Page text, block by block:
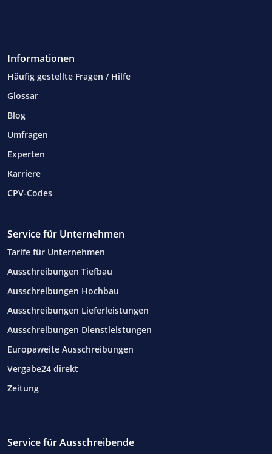
Informationen
Häufig gestellte Fragen / Hilfe
Glossar
Blog
Umfragen
Experten
Karriere
CPV-Codes
Service für Unternehmen
Tarife für Unternehmen
Ausschreibungen Tiefbau
Ausschreibungen Hochbau
Ausschreibungen Lieferleistungen
Ausschreibungen Dienstleistungen
Europaweite Ausschreibungen
Vergabe24 direkt
Zeitung
Service für Ausschreibende